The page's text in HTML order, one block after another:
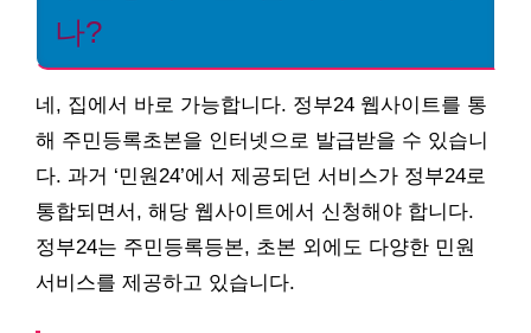
나?
네, 집에서 바로 가능합니다. 정부24 웹사이트를 통
해 주민등록초본을 인터넷으로 발급받을 수 있습니
다. 과거 ‘민원24’에서 제공되던 서비스가 정부24로
통합되면서, 해당 웹사이트에서 신청해야 합니다.
정부24는 주민등록등본, 초본 외에도 다양한 민원
서비스를 제공하고 있습니다.